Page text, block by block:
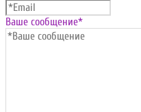
Ваше сообщение*